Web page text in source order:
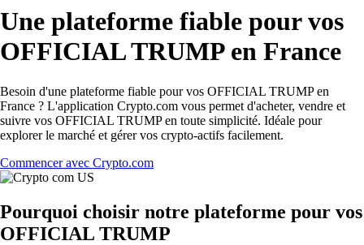
Une plateforme fiable pour vos
OFFICIAL TRUMP en France
Besoin d'une plateforme fiable pour vos OFFICIAL TRUMP en
France ? L'application Crypto.com vous permet d'acheter, vendre et
suivre vos OFFICIAL TRUMP en toute simplicité. Idéale pour
explorer le marché et gérer vos crypto-actifs facilement.
Commencer avec Crypto.com
Pourquoi choisir notre plateforme pour vos
OFFICIAL TRUMP